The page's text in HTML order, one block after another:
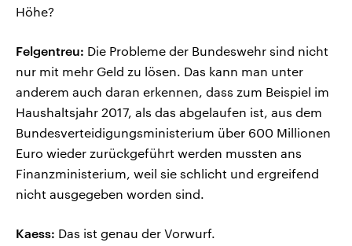
Höhe?
Felgentreu: Die Probleme der Bundeswehr sind nicht
nur mit mehr Geld zu lösen. Das kann man unter
anderem auch daran erkennen, dass zum Beispiel im
Haushaltsjahr 2017, als das abgelaufen ist, aus dem
Bundesverteidigungsministerium über 600 Millionen
Euro wieder zurückgeführt werden mussten ans
Finanzministerium, weil sie schlicht und ergreifend
nicht ausgegeben worden sind.
Kaess: Das ist genau der Vorwurf.